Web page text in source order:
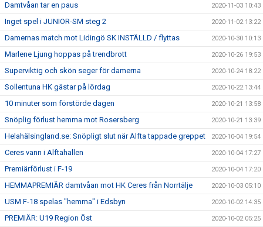
Damtvåan tar en paus 2020-11-03 10:43
Inget spel i JUNIOR-SM steg 2 2020-11-02 13:22
Damernas match mot Lidingö SK INSTÄLLD / flyttas 2020-10-30 10:13
Marlene Ljung hoppas på trendbrott 2020-10-26 19:53
Superviktig och skön seger för damerna 2020-10-24 18:22
Sollentuna HK gästar på lördag 2020-10-22 13:44
10 minuter som förstörde dagen 2020-10-21 13:58
Snöplig förlust hemma mot Rosersberg 2020-10-21 13:39
Helahälsingland.se: Snöpligt slut när Alfta tappade greppet 2020-10-04 19:54
Ceres vann i Alftahallen 2020-10-04 17:27
Premiärförlust i F-19 2020-10-04 17:20
HEMMAPREMIÄR damtvåan mot HK Ceres från Norrtälje 2020-10-03 05:10
USM F-18 spelas "hemma" i Edsbyn 2020-10-02 14:35
PREMIÄR: U19 Region Öst 2020-10-02 05:25